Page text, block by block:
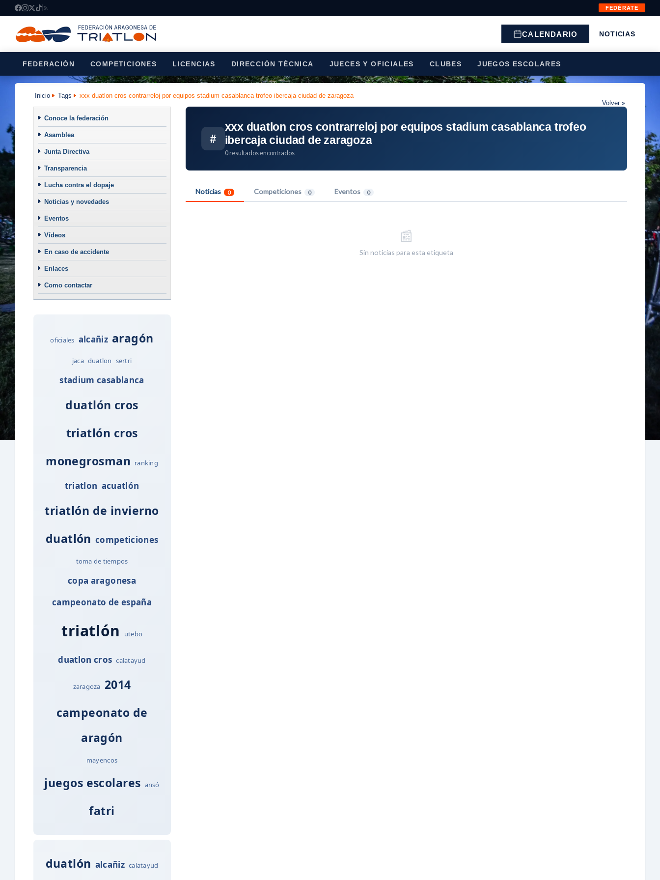
FEDÉRATE
CALENDARIO NOTICIAS
FEDERACIÓN COMPETICIONES LICENCIAS DIRECCIÓN TÉCNICA JUECES Y OFICIALES CLUBES JUEGOS ESCOLARES
Inicio Tags
xxx duatlon cros contrarreloj por equipos stadium casablanca trofeo ibercaja ciudad de zaragoza
Volver »
Conoce la federación
Asamblea
Junta Directiva
Transparencia
Lucha contra el dopaje
Noticias y novedades
Eventos
Vídeos
En caso de accidente
Enlaces
Como contactar
oficiales alcañiz aragón
jaca duatlon sertri
stadium casablanca
duatlón cros
triatlón cros
monegrosman ranking
triatlon acuatlón
triatlón de invierno
duatlón competiciones
toma de tiempos
copa aragonesa
campeonato de españa
triatlón utebo
duatlon cros calatayud
zaragoza 2014
campeonato de
aragón
mayencos
juegos escolares ansó
fatri
duatlón alcañiz calatayud
#
xxx duatlon cros contrarreloj por equipos stadium casablanca trofeo
ibercaja ciudad de zaragoza
0 resultados encontrados
Noticias 0 Competiciones 0 Eventos 0
📰
Sin noticias para esta etiqueta